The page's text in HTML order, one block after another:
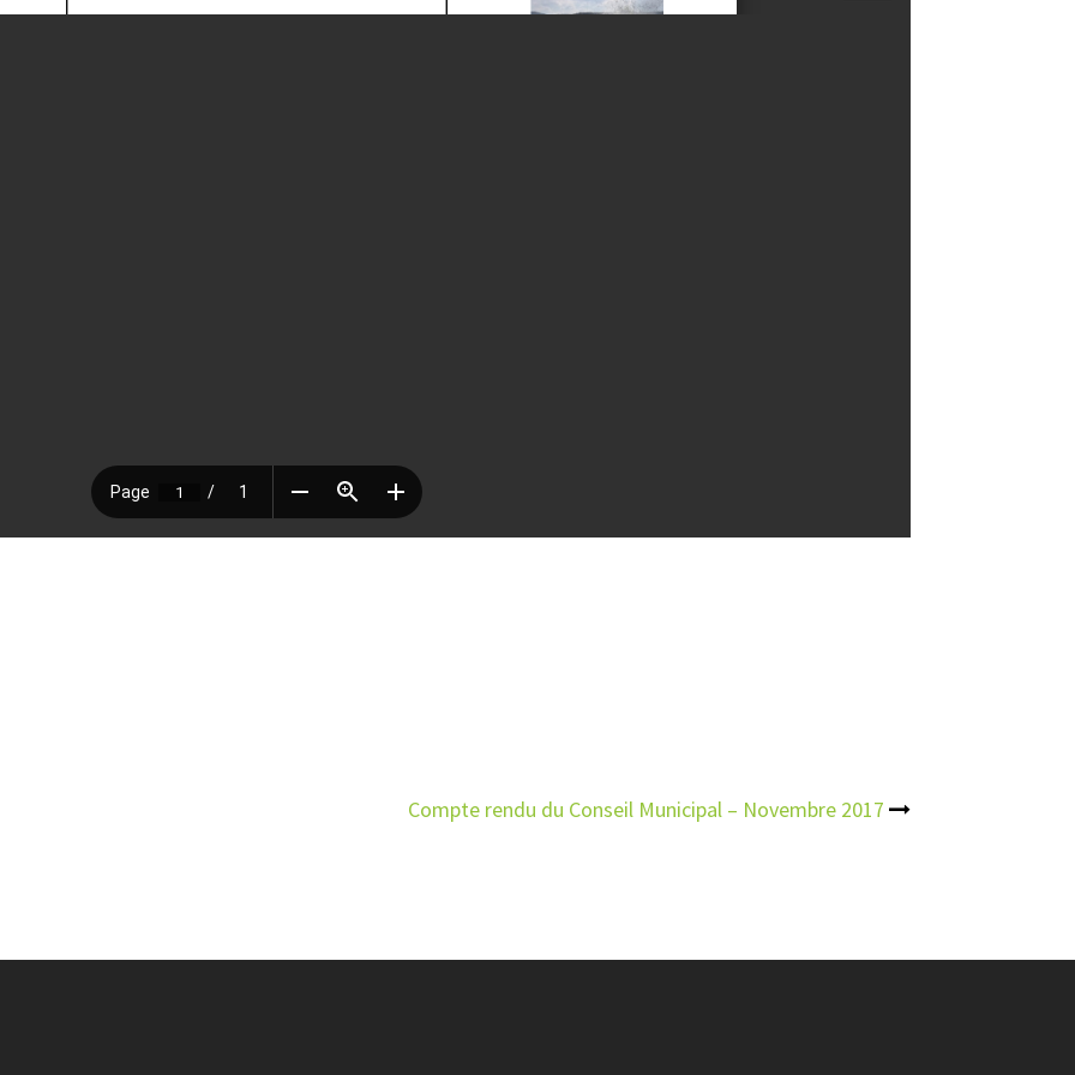
Compte rendu du Conseil Municipal – Novembre 2017